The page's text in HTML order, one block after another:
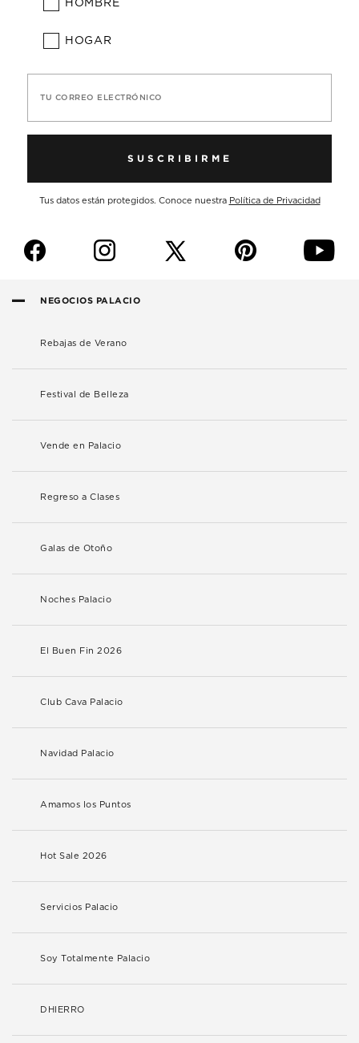
HOMBRE
HOGAR
TU CORREO ELECTRÓNICO
SUSCRIBIRME
Tus datos están protegidos. Conoce nuestra Política de Privacidad
f i p y
NEGOCIOS PALACIO
Rebajas de Verano
Festival de Belleza
Vende en Palacio
Regreso a Clases
Galas de Otoño
Noches Palacio
El Buen Fin 2026
Club Cava Palacio
Navidad Palacio
Amamos los Puntos
Hot Sale 2026
Servicios Palacio
Soy Totalmente Palacio
DHIERRO